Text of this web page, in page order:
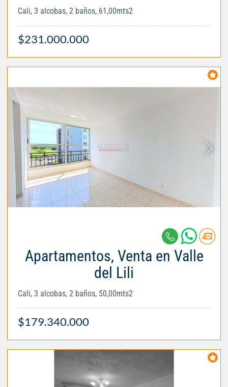
Cali, 3 alcobas, 2 baños, 61,00mts2
$231.000.000
Apartamentos, Venta en Valle
del Lili
Cali, 3 alcobas, 2 baños, 50,00mts2
$179.340.000